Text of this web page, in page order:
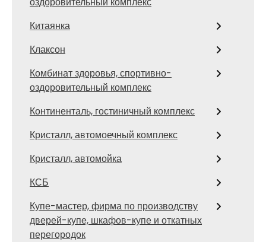
Китаянка
Клаксон
Комбинат здоровья, спортивно-
оздоровительный комплекс
Континенталь, гостиничный комплекс
Кристалл, автомоечный комплекс
Кристалл, автомойка
КСБ
Купе-мастер, фирма по производству
дверей-купе, шкафов-купе и откатных
перегородок